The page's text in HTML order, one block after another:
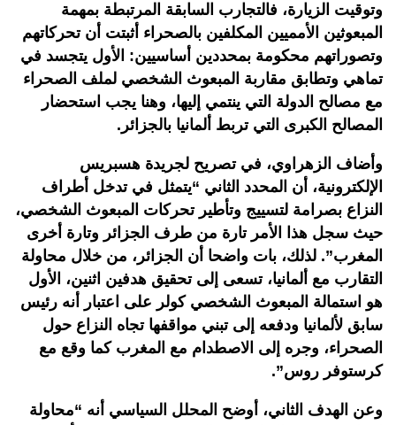
وتوقيت الزيارة، فالتجارب السابقة المرتبطة بمهمة
المبعوثين الأمميين المكلفين بالصحراء أثبتت أن تحركاتهم
وتصوراتهم محكومة بمحددين أساسيين: الأول يتجسد في
تماهي وتطابق مقاربة المبعوث الشخصي لملف الصحراء
مع مصالح الدولة التي ينتمي إليها، وهنا يجب استحضار
المصالح الكبرى التي تربط ألمانيا بالجزائر.
وأضاف الزهراوي، في تصريح لجريدة هسبريس
الإلكترونية، أن المحدد الثاني “يتمثل في تدخل أطراف
النزاع بصرامة لتسييج وتأطير تحركات المبعوث الشخصي،
حيث سجل هذا الأمر تارة من طرف الجزائر وتارة أخرى
المغرب”. لذلك، بات واضحا أن الجزائر، من خلال محاولة
التقارب مع ألمانيا، تسعى إلى تحقيق هدفين اثنين، الأول
هو استمالة المبعوث الشخصي كولر على اعتبار أنه رئيس
سابق لألمانيا ودفعه إلى تبني مواقفها تجاه النزاع حول
الصحراء، وجره إلى الاصطدام مع المغرب كما وقع مع
كرستوفر روس”.
وعن الهدف الثاني، أوضح المحلل السياسي أنه “محاولة